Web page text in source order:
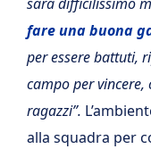
fare una buona
per essere battuti,
campo per
ragazzi”.
alla squadra per